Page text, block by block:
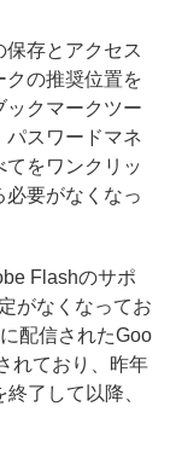
存とアクセス
クの推奨位置を
ックマークツー
パスワードマネ
をワンクリッ
要がなくなっ
Flashのサポ
がなくなってお
配信されたGoo
れており、昨年
了して以降、